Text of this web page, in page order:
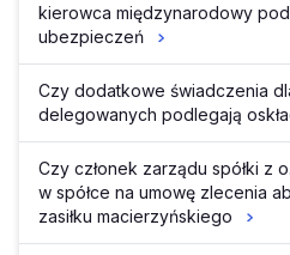
kierowca międzynarodowy
ubezpieczeń
Czy dodatkowe świadczenia
delegowanych podlegają
Czy członek zarządu spółki z
w spółce na umowę zlecenia
zasiłku macierzyńskiego